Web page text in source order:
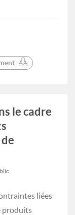
le cadre
liées
produits